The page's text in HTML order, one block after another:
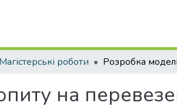
Магістерські роботи
на